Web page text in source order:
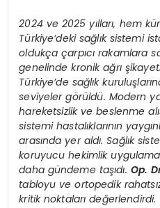
2024 ve 2025 yılları, hem
Türkiye’deki sağlık sistemi
oldukça çarpıcı rakamlara
genelinde kronik ağrı
Türkiye’de sağlık
seviyeler görüldü. Modern
hareketsizlik ve beslenme
sistemi hastalıklarının
arasında yer aldı. Sağlık
koruyucu hekimlik
daha gündeme taşıdı. Op.
tabloyu ve ortopedik
kritik noktaları değerlendirdi.